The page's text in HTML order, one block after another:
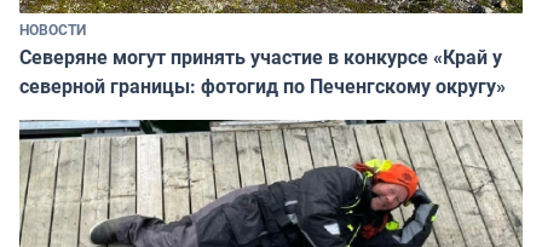
НОВОСТИ
Северяне могут принять участие в конкурсе «Край у
северной границы: фотогид по Печенгскому округу»